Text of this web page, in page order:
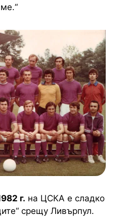
г. на ЦСКА е сладко
срещу Ливърпул.